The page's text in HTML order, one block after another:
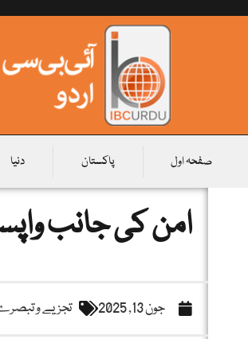
صفحہ اول پاکستان دنیا
امن کی جانب
جون 13, 2025 تجزیے و